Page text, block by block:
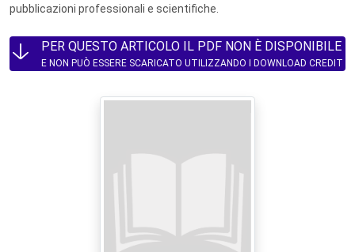
pubblicazioni professionali e scientifiche.
PER QUESTO ARTICOLO IL PDF NON È DISPONIBILE
E NON PUÒ ESSERE SCARICATO UTILIZZANDO I DOWNLOAD CREDIT